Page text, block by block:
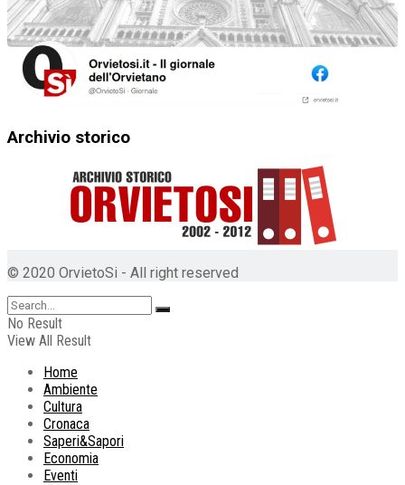
Archivio storico
© 2020 OrvietoSi - All right reserved
No Result
View All Result
Home
Ambiente
Cultura
Cronaca
Saperi&Sapori
Economia
Eventi